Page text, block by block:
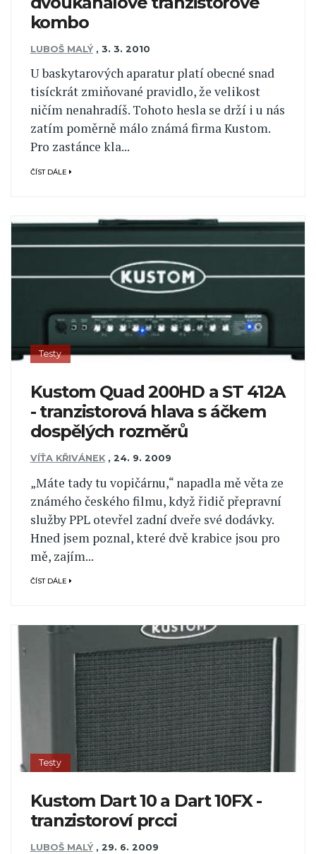
kombo
LUBOŠ MALÝ , 3. 3. 2010
U baskytarových aparatur platí obecné snad
tisíckrát zmiňované pravidlo, že velikost
ničím nenahradíš. Tohoto hesla se drží i u nás
zatím poměrně málo známá firma Kustom.
Pro zastánce kla...
ČÍST DÁLE
Testy
Kustom Quad 200HD a ST 412A
- tranzistorová hlava s áčkem
dospělých rozměrů
VÍŤA KŘIVÁNEK , 24. 9. 2009
„Máte tady tu vopičárnu,“ napadla mě věta ze
známého českého filmu, když řidič přepravní
služby PPL otevřel zadní dveře své dodávky.
Hned jsem poznal, které dvě krabice jsou pro
mě, zajím...
ČÍST DÁLE
Testy
Kustom Dart 10 a Dart 10FX -
tranzistoroví prcci
LUBOŠ MALÝ , 29. 6. 2009